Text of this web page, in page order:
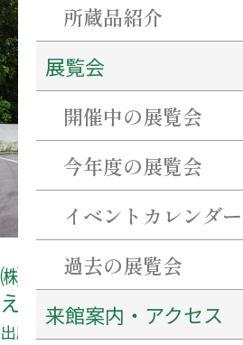
所蔵品紹介
展覧会
開催中の展覧会
今年度の展覧会
イベントカレンダー
過去の展覧会
来館案内・アクセス
㈱百五銀行様発行の冊
え„」に当館の特集が掲
出版物
百
五
銀
行
様
発
行
子
「す